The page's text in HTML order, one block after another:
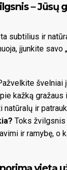
– Jūsų
subtilius ir
įjunkite savo
švelniai
kažką gražaus
natūralų ir
Toks
ir ramybę, o